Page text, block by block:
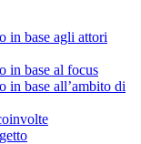
in base agli attori
in base al focus
in base all’ambito di